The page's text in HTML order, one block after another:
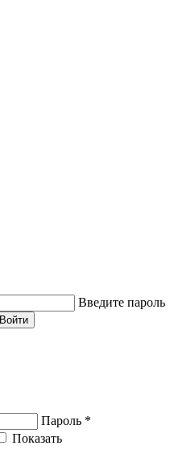
Введите пароль
Войти
Пароль *
Показать